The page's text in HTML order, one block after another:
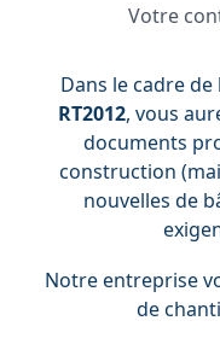
Votre
Dans le cadre
RT2012, vous
documents
construction
nouvelles de
Notre entreprise
de